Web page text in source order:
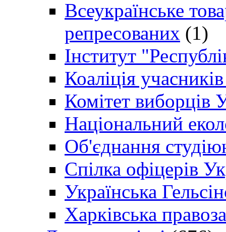
Всеукраїнське
репресованих (1)
Інститут
Коаліція
Комітет виборців
Національний
Об'єднання
Спілка офіцерів
Українська
Харківська